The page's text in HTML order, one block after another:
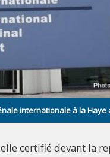
internationale à la Haye
certifié devant la